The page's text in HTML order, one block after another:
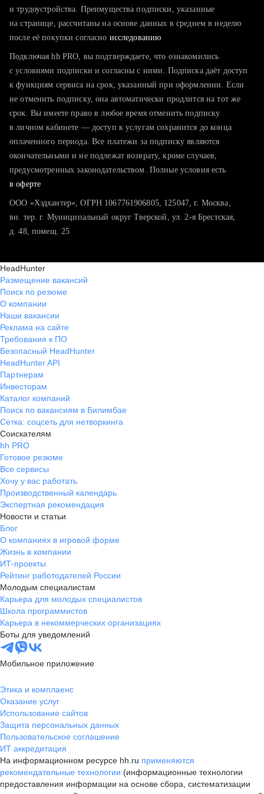
тратите много времени на поиск и вручную поднимаете
хотите сравнить себя с конкурентами и оценить шансы
и трудоустройства. Преимущества подписки, указанные
на странице, рассчитаны на основе данных в среднем в неделю
после её покупки согласно исследованию
Подключая hh PRO, вы подтверждаете, что ознакомились
с условиями подписки и согласны с ними. Подписка даёт доступ
к функциям сервиса на срок, указанный при оформлении. Если
не отменить подписку, она автоматически продлится на тот же
срок. Вы имеете право в любое время отменить подписку
в личном кабинете — доступ к услугам сохранится до конца
оплаченного периода. Все платежи за подписку являются
окончательными и не подлежат возврату, кроме случаев,
предусмотренных законодательством. Полные условия есть
в оферте
ООО «Хэдхантер», ОГРН 1067761906805, 125047, г. Москва,
вн. тер. г. Муниципальный округ Тверской, ул. 2-я Брестская,
д. 48, помещ. 25
HeadHunter
Размещение вакансий
Поиск по резюме
О компании
Наши вакансии
Реклама на сайте
Требования к ПО
Безопасный HeadHunter
HeadHunter API
Партнерам
Инвесторам
Каталог компаний
Поиск по вакансиям в Билимбае
Сетка: соцсеть для нетворкинга
Соискателям
hh PRO
Готовое резюме
Все сервисы
Хочу у вас работать
Производственный календарь
Экспертная рекомендация
Новости и статьи
Блог
О компаниях в игровой форме
Жизнь в компании
ИТ-проекты
Рейтинг работодателей России
Молодым специалистам
Карьера для молодых специалистов
Школа программистов
Карьера в некоммерческих организациях
Боты для уведомлений
Мобильное приложение
Этика и комплаенс
Оказание услуг
Использование сайтов
Защита персональных данных
Пользовательское соглашение
ИТ аккредитация
На информационном ресурсе hh.ru применяются
рекомендательные технологии (информационные технологии
предоставления информации на основе сбора, систематизации